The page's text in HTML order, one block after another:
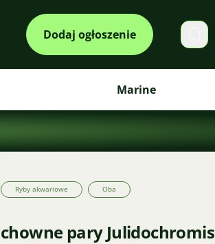
Dodaj ogłoszenie
Marine
Ryby akwariowe Oba
chowne pary Julidochromis